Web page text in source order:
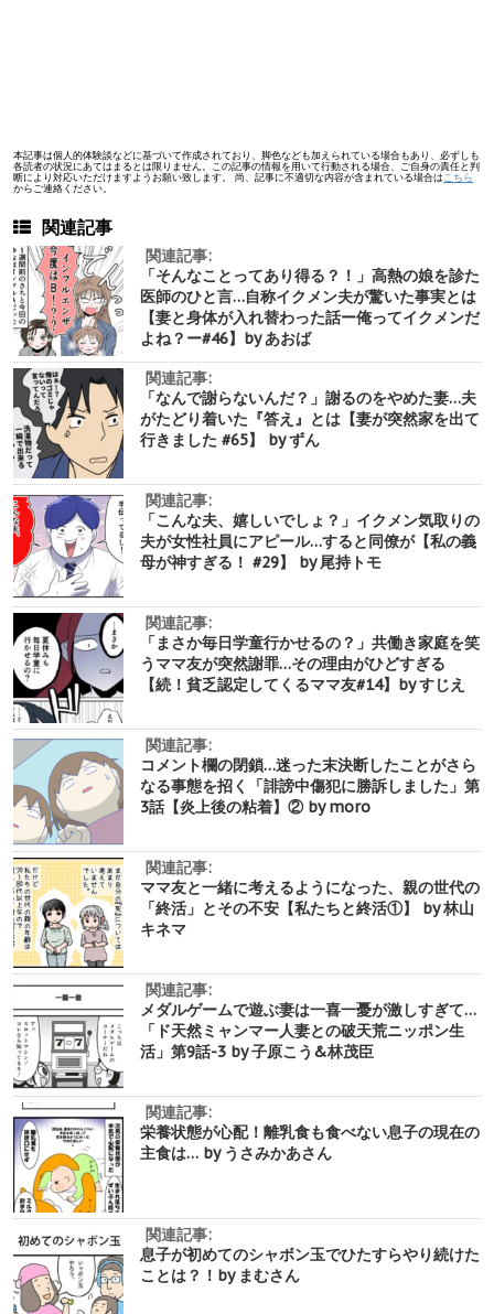
本記事は個人的体験談などに基づいて作成されており、脚色なども加えられている場合もあり、必ずしも
各読者の状況にあてはまるとは限りません。この記事の情報を用いて行動される場合、ご自身の責任と判
断により対応いただけますようお願い致します。 尚、記事に不適切な内容が含まれている場合は こちら
からご連絡ください。
関連記事
関連記事:
「そんなことってあり得る？！」高熱の娘を診た
医師のひと言…自称イクメン夫が驚いた事実とは
【妻と身体が入れ替わった話ー俺ってイクメンだ
よね？ー#46】by あおば
関連記事:
「なんで謝らないんだ？」謝るのをやめた妻…夫
がたどり着いた『答え』とは【妻が突然家を出て
行きました #65】 by ずん
関連記事:
「こんな夫、嬉しいでしょ？」イクメン気取りの
夫が女性社員にアピール…すると同僚が【私の義
母が神すぎる！ #29】 by 尾持トモ
関連記事:
「まさか毎日学童行かせるの？」共働き家庭を笑
うママ友が突然謝罪…その理由がひどすぎる
【続！貧乏認定してくるママ友#14】by すじえ
関連記事:
コメント欄の閉鎖…迷った末決断したことがさら
なる事態を招く「誹謗中傷犯に勝訴しました」第
3話【炎上後の粘着】② by moro
関連記事:
ママ友と一緒に考えるようになった、親の世代の
「終活」とその不安【私たちと終活①】 by 林山
キネマ
関連記事:
メダルゲームで遊ぶ妻は一喜一憂が激しすぎて…
「ド天然ミャンマー人妻との破天荒ニッポン生
活」第9話-3 by 子原こう&林茂臣
関連記事:
栄養状態が心配！離乳食も食べない息子の現在の
主食は… by うさみかあさん
関連記事:
息子が初めてのシャボン玉でひたすらやり続けた
ことは？！by まむさん